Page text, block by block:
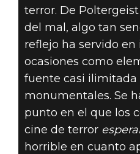
3: EL
DE
TERROR
terror. De
del mal, algo tan
reflejo ha servido
ocasiones como
fuente casi ilimitada
monumentales. Se
punto en el que los
cine de terror
horrible en cuanto